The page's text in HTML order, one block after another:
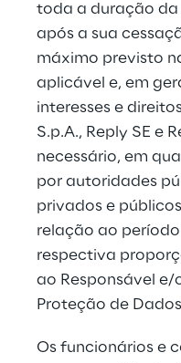
toda a duração
após a sua
máximo previsto
aplicável e, em
interesses e
S.p.A., Reply SE e
necessário, em
por autoridades
privados e
relação ao
respectiva
ao Responsável
Proteção de
Os funcionários e